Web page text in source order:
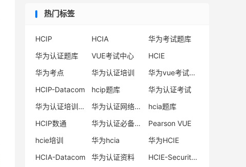
不同的存储资源的统一池化。（ ）判断
双活数据中心解决方案指两个数据中心均处于
主要是AP双活和AA双活两种，其中AP双活是
真正的双活。（ ）判断
注意事项
热门标签
HCIP HCIA
华为考试题库
华为认证题库
VUE考试中心
HCIE
华为考点
华为认证培训
华为vue考试中心
HCIP-Datacom
hcip题库
华为认证考试
华为认证培训机构
华为认证网络工程师
hcia题库
HCIP数通
华为认证必备电子书系列
Pearson VUE
hcie培训
华为hcia
华为HCIE
HCIA-Datacom
华为认证资料
HCIE-Security备考指南